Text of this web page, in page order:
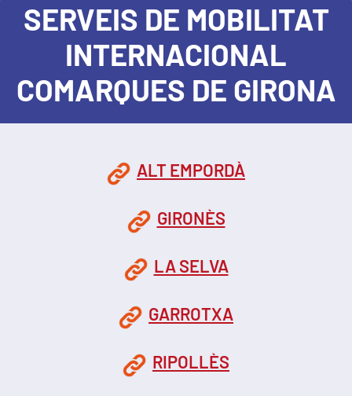
SERVEIS DE MOBILITAT
INTERNACIONAL
COMARQUES DE GIRONA
ALT EMPORDÀ
GIRONÈS
LA SELVA
GARROTXA
RIPOLLÈS